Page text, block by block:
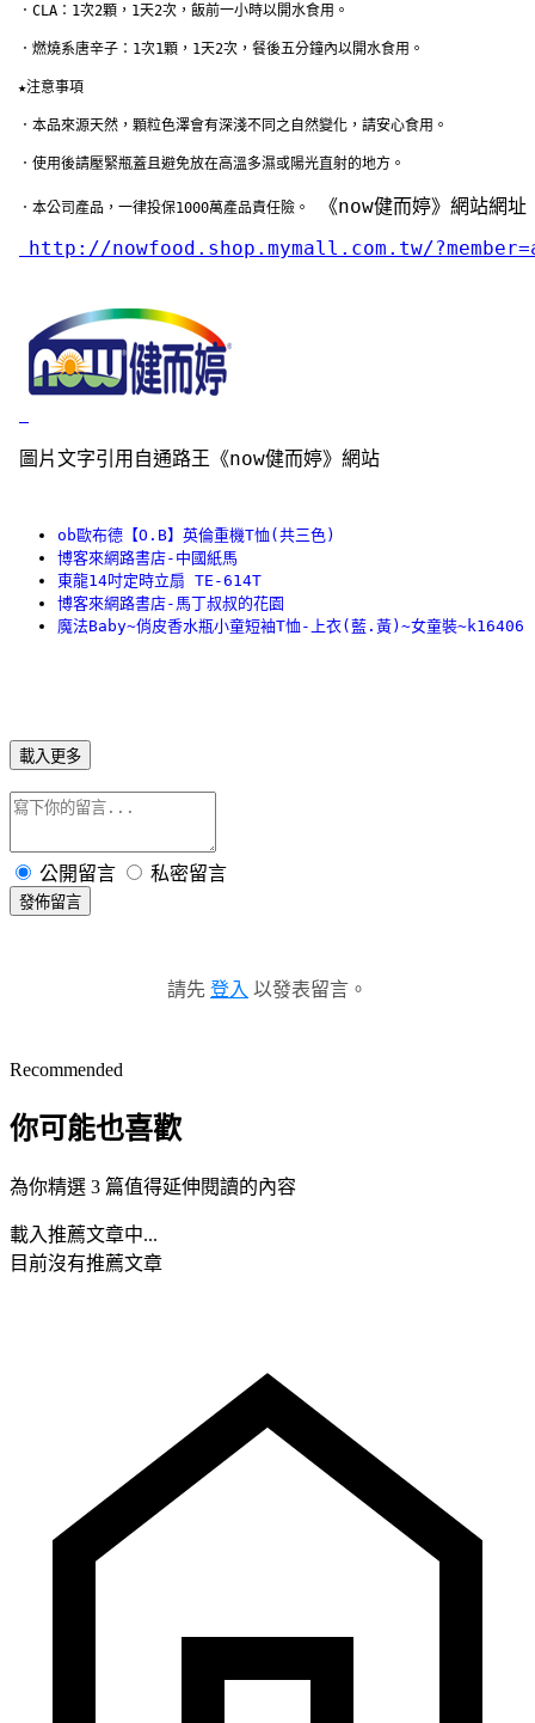
．CLA：1次2顆，1天2次，飯前一小時以開水食用。
．燃燒系唐辛子：1次1顆，1天2次，餐後五分鐘內以開水食用。
★注意事項
．本品來源天然，顆粒色澤會有深淺不同之自然變化，請安心食用。
．使用後請壓緊瓶蓋且避免放在高溫多濕或陽光直射的地方。
．本公司產品，一律投保1000萬產品責任險。
《now健而婷》網站網址
http://nowfood.shop.mymall.com.tw/
圖片文字引用自通路王《now健而婷》網站
ob歐布德【O.B】英倫重機T恤(共三色)
博客來網路書店-中國紙馬
東龍14吋定時立扇 TE-614T
博客來網路書店-馬丁叔叔的花園
魔法Baby~俏皮香水瓶小童短袖T恤-上衣(藍.黃)~女童裝~k16406
載入更多
公開留言 私密留言
發佈留言
請先 登入 以發表留言。
Recommended
你可能也喜歡
為你精選 3 篇值得延伸閱讀的內容
載入推薦文章中...
目前沒有推薦文章